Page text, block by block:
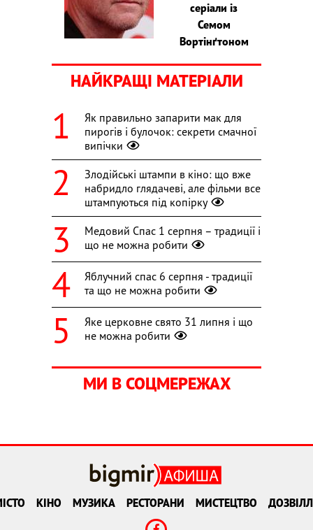
серіали із
Семом
Вортінґтоном
НАЙКРАЩІ МАТЕРІАЛИ
Як правильно запарити мак для
пирогів і булочок: секрети смачної
випічки
Злодійські штампи в кіно: що вже
набридло глядачеві, але фільми все
штампуються під копірку
Медовий Спас 1 серпня – традиції і
що не можна робити
Яблучний спас 6 серпня - традиції
та що не можна робити
Яке церковне свято 31 липня і що
не можна робити
МИ В СОЦМЕРЕЖАХ
КІНО МУЗИКА РЕСТОРАНИ МИСТЕЦТВО